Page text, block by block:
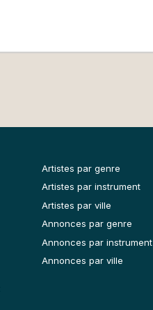
Artistes par genre
Artistes par instrument
Artistes par ville
Annonces par genre
Annonces par instrument
Annonces par ville